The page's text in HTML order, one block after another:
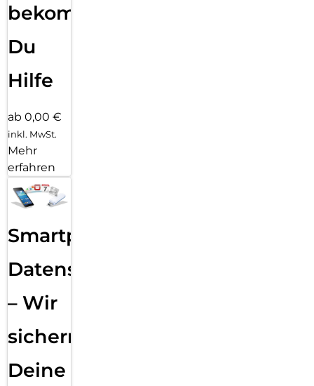
bekommst
Du
Hilfe
ab 0,00 €
inkl. MwSt.
Mehr
erfahren
Smartphone
Datensicherung
– Wir
sichern
Deine